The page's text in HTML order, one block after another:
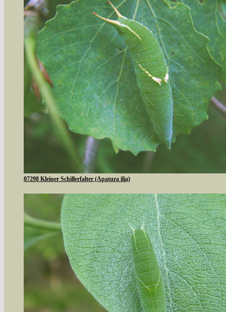
07298 Kleiner Schillerfalter (Apatura ilia)